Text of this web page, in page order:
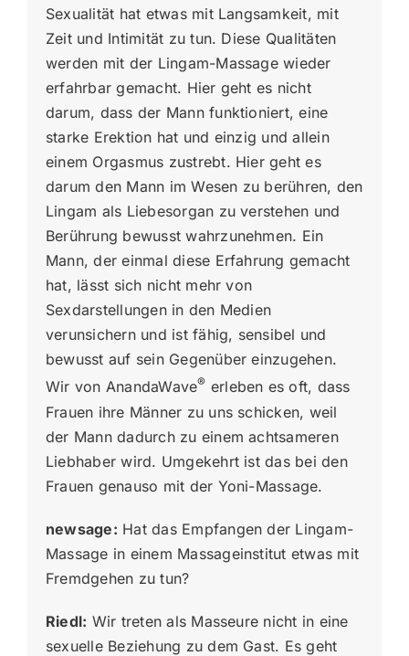
Sexualität hat etwas mit Langsamkeit, mit
Zeit und Intimität zu tun. Diese Qualitäten
werden mit der Lingam-Massage wieder
erfahrbar gemacht. Hier geht es nicht
darum, dass der Mann funktioniert, eine
starke Erektion hat und einzig und allein
einem Orgasmus zustrebt. Hier geht es
darum den Mann im Wesen zu berühren, den
Lingam als Liebesorgan zu verstehen und
Berührung bewusst wahrzunehmen. Ein
Mann, der einmal diese Erfahrung gemacht
hat, lässt sich nicht mehr von
Sexdarstellungen in den Medien
verunsichern und ist fähig, sensibel und
bewusst auf sein Gegenüber einzugehen.
Wir von AnandaWave® erleben es oft, dass
Frauen ihre Männer zu uns schicken, weil
der Mann dadurch zu einem achtsameren
Liebhaber wird. Umgekehrt ist das bei den
Frauen genauso mit der Yoni-Massage.
newsage: Hat das Empfangen der Lingam-
Massage in einem Massageinstitut etwas mit
Fremdgehen zu tun?
Riedl: Wir treten als Masseure nicht in eine
sexuelle Beziehung zu dem Gast. Es geht